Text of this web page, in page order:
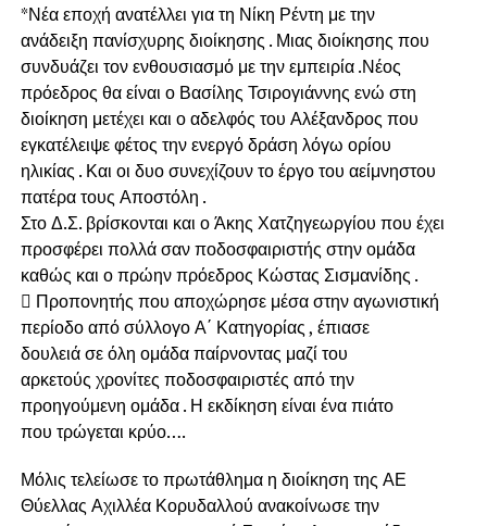
*Νέα εποχή ανατέλλει για τη Νίκη Ρέντη με την
ανάδειξη πανίσχυρης διοίκησης . Μιας διοίκησης που
συνδυάζει τον ενθουσιασμό με την εμπειρία .Νέος
πρόεδρος θα είναι ο Βασίλης Τσιρογιάννης ενώ στη
διοίκηση μετέχει και ο αδελφός του Αλέξανδρος που
εγκατέλειψε φέτος την ενεργό δράση λόγω ορίου
ηλικίας . Και οι δυο συνεχίζουν το έργο του αείμνηστου
πατέρα τους Αποστόλη .
Στο Δ.Σ. βρίσκονται και ο Άκης Χατζηγεωργίου που έχει
προσφέρει πολλά σαν ποδοσφαιριστής στην ομάδα
καθώς και ο πρώην πρόεδρος Κώστας Σισμανίδης .
 Προπονητής που αποχώρησε μέσα στην αγωνιστική
περίοδο από σύλλογο Α΄ Κατηγορίας , έπιασε
δουλειά σε όλη ομάδα παίρνοντας μαζί του
αρκετούς χρονίτες ποδοσφαιριστές από την
προηγούμενη ομάδα . Η εκδίκηση είναι ένα πιάτο
που τρώγεται κρύο….
Μόλις τελείωσε το πρωτάθλημα η διοίκηση της ΑΕ
Θύελλας Αχιλλέα Κορυδαλλού ανακοίνωσε την